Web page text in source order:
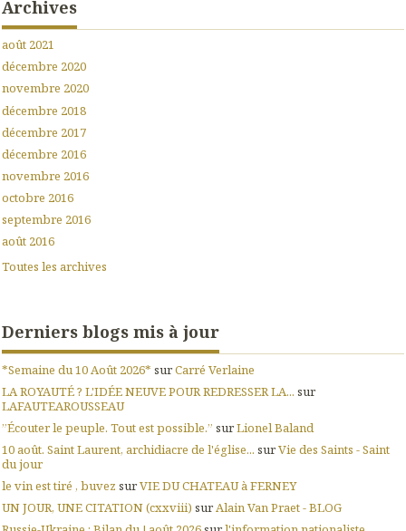
Archives
août 2021
décembre 2020
novembre 2020
décembre 2018
décembre 2017
décembre 2016
novembre 2016
octobre 2016
septembre 2016
août 2016
Toutes les archives
Derniers blogs mis à jour
*Semaine du 10 Août 2026* surCarré Verlaine
LA ROYAUTÉ ? L'IDÉE NEUVE POUR REDRESSER LA... sur
LAFAUTEAROUSSEAU
”Écouter le peuple. Tout est possible.” surLionel Baland
10 août. Saint Laurent, archidiacre de l'église... surVie des Saints - Saint
du jour
le vin est tiré , buvez surVIE DU CHATEAU à FERNEY
UN JOUR, UNE CITATION (cxxviii) surAlain Van Praet - BLOG